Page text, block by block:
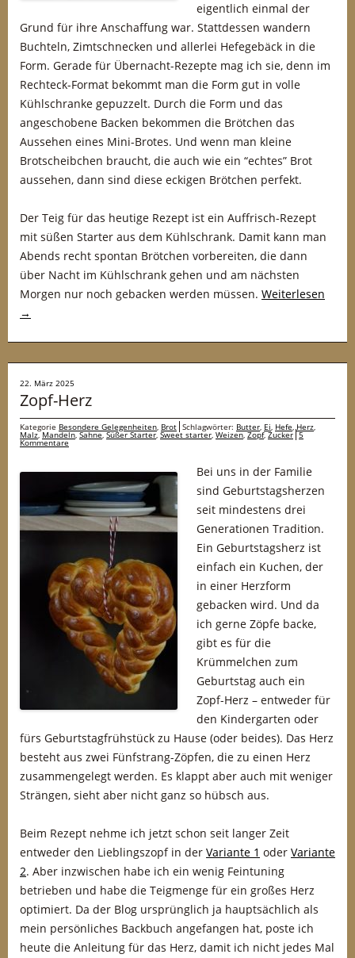
eigentlich einmal der
Grund für ihre Anschaffung war. Stattdessen wandern
Buchteln, Zimtschnecken und allerlei Hefegebäck in die
Form. Gerade für Übernacht-Rezepte mag ich sie, denn im
Rechteck-Format bekommt man die Form gut in volle
Kühlschranke gepuzzelt. Durch die Form und das
angeschobene Backen bekommen die Brötchen das
Aussehen eines Mini-Brotes. Und wenn man kleine
Brotscheibchen braucht, die auch wie ein “echtes” Brot
aussehen, dann sind diese eckigen Brötchen perfekt.
Der Teig für das heutige Rezept ist ein Auffrisch-Rezept
mit süßen Starter aus dem Kühlschrank. Damit kann man
Abends recht spontan Brötchen vorbereiten, die dann
über Nacht im Kühlschrank gehen und am nächsten
Morgen nur noch gebacken werden müssen. Weiterlesen
→
22. März 2025
Zopf-Herz
Kategorie Besondere Gelegenheiten, Brot Schlagwörter: Butter, Ei, Hefe,Herz,
Malz,Mandeln,Sahne,Süßer Starter, Sweet starter, Weizen,Zopf,Zucker 5
Kommentare
Bei uns in der Familie
sind Geburtstagsherzen
seit mindestens drei
Generationen Tradition.
Ein Geburtstagsherz ist
einfach ein Kuchen, der
in einer Herzform
gebacken wird. Und da
ich gerne Zöpfe backe,
gibt es für die
Krümmelchen zum
Geburtstag auch ein
Zopf-Herz – entweder für
den Kindergarten oder
fürs Geburtstagfrühstück zu Hause (oder beides). Das Herz
besteht aus zwei Fünfstrang-Zöpfen, die zu einen Herz
zusammengelegt werden. Es klappt aber auch mit weniger
Strängen, sieht aber nicht ganz so hübsch aus.
Beim Rezept nehme ich jetzt schon seit langer Zeit
entweder den Lieblingszopf in der Variante 1 oder Variante
2. Aber inzwischen habe ich ein wenig Feintuning
betrieben und habe die Teigmenge für ein großes Herz
optimiert. Da der Blog ursprünglich ja hauptsächlich als
mein persönliches Backbuch angefangen hat, poste ich
heute die Anleitung für das Herz, damit ich nicht jedes Mal